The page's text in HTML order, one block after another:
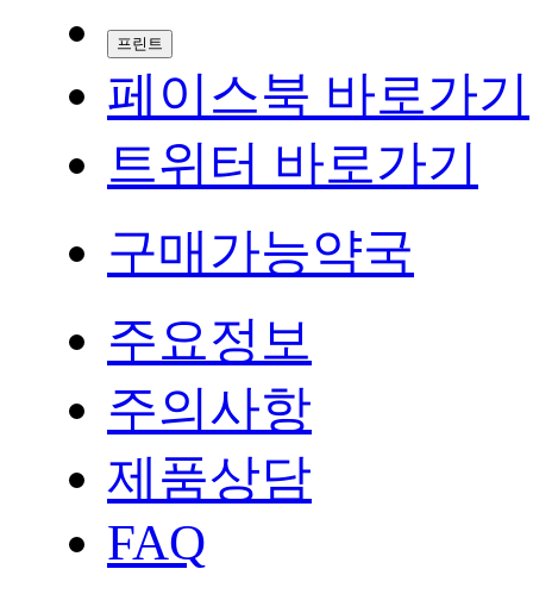
프린트
페이스북 바로가기
트위터 바로가기
구매가능약국
주요정보
주의사항
제품상담
FAQ